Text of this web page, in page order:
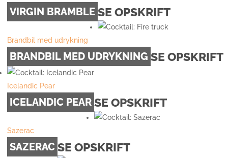
VIRGIN BRAMBLE SE OPSKRIFT
Brandbil med udrykning
BRANDBIL MED UDRYKNING SE OPSKRIFT
Icelandic Pear
ICELANDIC PEAR SE OPSKRIFT
Sazerac
SAZERAC SE OPSKRIFT